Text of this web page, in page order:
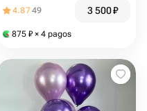
4.8749 3 500₽
875 ₽ × 4 pagos